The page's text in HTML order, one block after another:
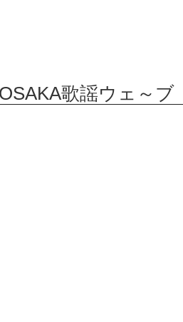
歌謡ウェ～ブ